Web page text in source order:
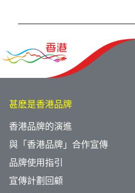
甚麽是香港品牌
香港品牌的演進
與「香港品牌」合作宣傳
品牌使用指引
宣傳計劃回顧